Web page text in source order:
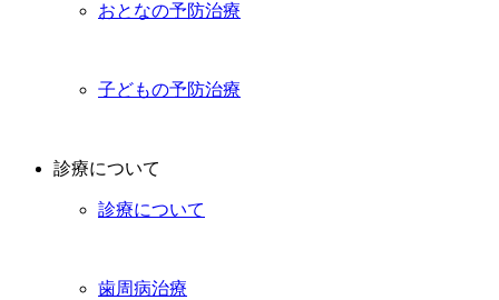
おとなの予防治療
子どもの予防治療
診療について
診療について
歯周病治療